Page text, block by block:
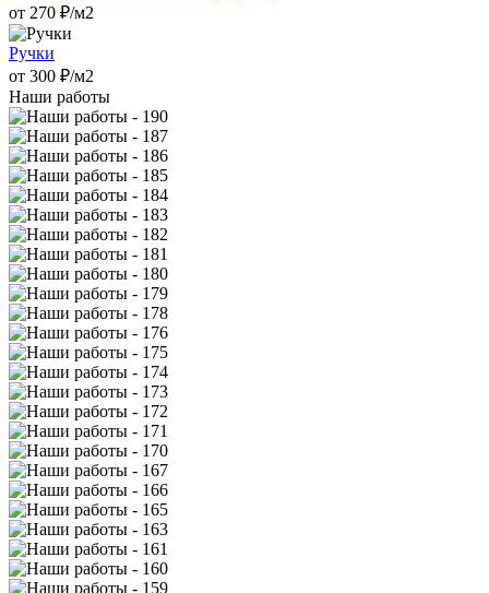
от 270 ₽/м2
Ручки
от 300 ₽/м2
Наши работы